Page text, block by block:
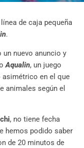
de caja pequeña
.
nuevo anuncio y
Aqualin, un juego
en el que
animales según el
, no tiene fecha
hemos podido saber
de 20 minutos de